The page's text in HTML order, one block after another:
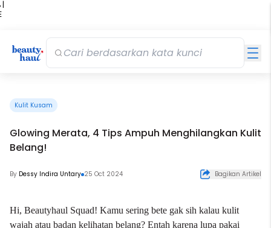
|
Kulit Kusam
Glowing Merata, 4 Tips Ampuh Menghilangkan Kulit
Belang!
By Dessy Indira Untary 25 Oct 2024 Bagikan Artikel
Hi, Beautyhaul Squad! Kamu sering bete gak sih kalau kulit
wajah atau badan kelihatan belang? Entah karena lupa pakai